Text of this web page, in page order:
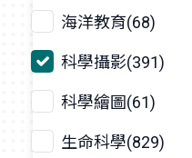
海洋教育(68)
科學攝影(391)
科學繪圖(61)
生命科學(829)